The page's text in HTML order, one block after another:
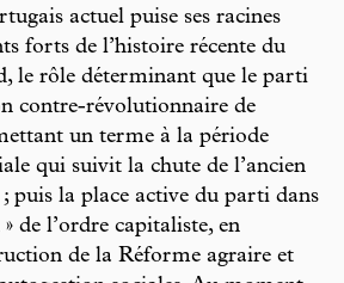
actuel puise ses racines
forts de l’histoire récente du
le rôle déterminant que le parti
contre-révolutionnaire de
un terme à la période
qui suivit la chute de l’ancien
puis la place active du parti dans
de l’ordre capitaliste, en
de la Réforme agraire et